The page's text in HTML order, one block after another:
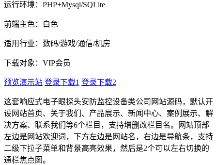
运行环境：PHP+Mysql/SQLite
前端主色：白色
适用行业：数码/游戏/通信/机房
下载对象：VIP会员
预览演示站 登录下载1 登录下载2
这套响应式电子眼探头安防监控设备类公司网站源码，默认开
设网站首页、关于我们、产品展示、新闻中心、案例展示、解
决方案、联系我们等6个栏目，支持增删改栏目名。网站顶部
左边是网站欢迎词，下方左边是网站名，右边是导航条，支持
二级下拉子菜单和背景高亮效果，然后是2个可以左右切换的
通栏焦点图。